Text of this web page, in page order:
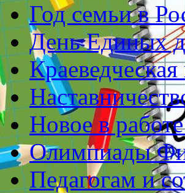
Год семьи в
День Единых
Новое в
Олимпиады
Педагогам и